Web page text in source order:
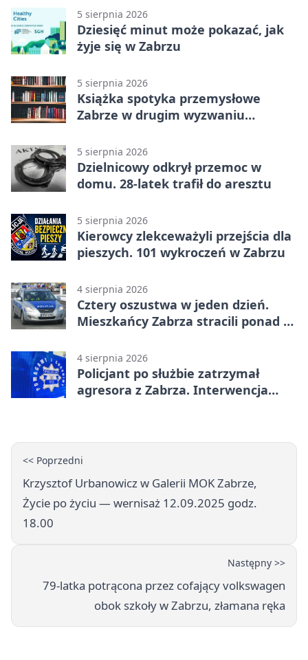
5 sierpnia 2026
Dziesięć minut może pokazać, jak
żyje się w Zabrzu
5 sierpnia 2026
Książka spotyka przemysłowe
Zabrze w drugim wyzwaniu
5 sierpnia 2026
Dzielnicowy odkrył przemoc w
domu. 28-latek trafił do aresztu
5 sierpnia 2026
Kierowcy zlekceważyli przejścia dla
pieszych. 101 wykroczeń w Zabrzu
4 sierpnia 2026
Cztery oszustwa w jeden dzień.
Mieszkańcy Zabrza stracili ponad 6
4 sierpnia 2026
Policjant po służbie zatrzymał
agresora z Zabrza. Interwencja
<< Poprzedni
Krzysztof Urbanowicz w Galerii MOK Zabrze,
Życie po życiu — wernisaż 12.09.2025 godz.
18.00
Następny >>
79-latka potrącona przez cofający volkswagen
obok szkoły w Zabrzu, złamana ręka